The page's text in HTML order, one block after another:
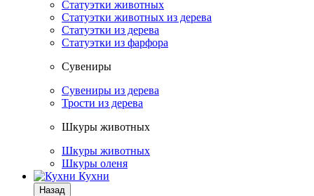
Статуэтки животных
Статуэтки животных из дерева
Статуэтки из дерева
Статуэтки из фарфора
Сувениры
Сувениры из дерева
Трости из дерева
Шкуры животных
Шкуры животных
Шкуры оленя
Кухни
Назад